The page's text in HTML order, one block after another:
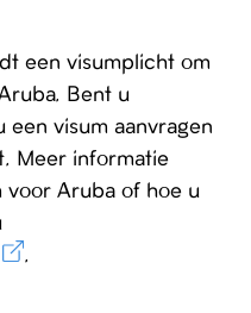
een visumplicht om
Bent u
een visum aanvragen
Meer informatie
voor Aruba of hoe u
.